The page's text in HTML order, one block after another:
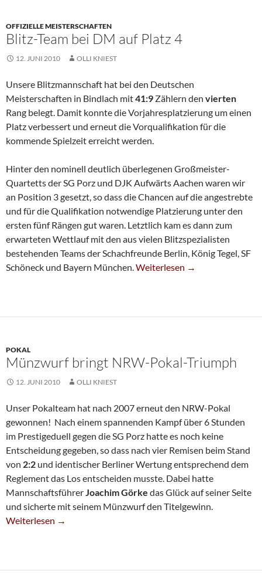
OFFIZIELLE MEISTERSCHAFTEN
Blitz-Team bei DM auf Platz 4
12. JUNI 2010 OLLI KNIEST
Unsere Blitzmannschaft hat bei den Deutschen
Meisterschaften in Bindlach mit41:9 Zählern den vierten
Rang belegt. Damit konnte die Vorjahresplatzierung um einen
Platz verbessert und erneut die Vorqualifikation für die
kommende Spielzeit erreicht werden.
Hinter den nominell deutlich überlegenen Großmeister-
Quartetts der SG Porz und DJK Aufwärts Aachen waren wir
an Position 3 gesetzt, so dass die Chancen auf die angestrebte
und für die Qualifikation notwendige Platzierung unter den
ersten fünf Rängen gut waren. Letztlich kam es dann zum
erwarteten Wettlauf mit den aus vielen Blitzspezialisten
bestehenden Teams der Schachfreunde Berlin, König Tegel, SF
Schöneck und Bayern München.Blitz-Team Bei DM Auf Platz 4
Weiterlesen →
POKAL
Münzwurf bringt NRW-Pokal-Triumph
12. JUNI 2010 OLLI KNIEST
Unser Pokalteam hat nach 2007 erneut den NRW-Pokal
gewonnen! Nach einem spannenden Kampf über 6 Stunden
im Prestigeduell gegen die SG Porz hatte es noch keine
Entscheidung gegeben, so dass nach vier Remisen beim Stand
von 2:2 und identischer Berliner Wertung entsprechend dem
Reglement das Los entscheiden musste. Dabei hatte
MannschaftsführerJoachim Görke das Glück auf seiner Seite
und sicherte mit seinem Münzwurf den Titelgewinn.
Münzwurf Bringt NRW-Pokal-Triumph
Weiterlesen →